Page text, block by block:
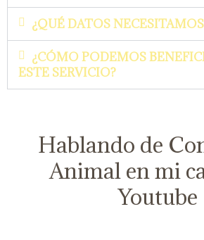
¿QUÉ DATOS
¿CÓMO PODEMOS
ESTE SERVICIO?
Hablando de
Animal en mi
Youtube